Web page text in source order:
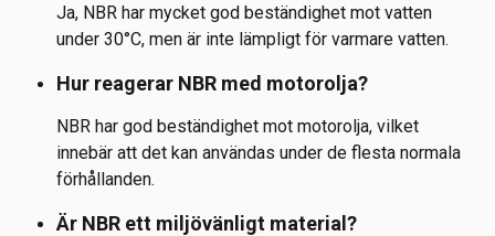
Ja, NBR har mycket god beständighet mot vatten
under 30°C, men är inte lämpligt för varmare vatten.
Hur reagerar NBR med motorolja?
NBR har god beständighet mot motorolja, vilket
innebär att det kan användas under de flesta normala
förhållanden.
Är NBR ett miljövänligt material?